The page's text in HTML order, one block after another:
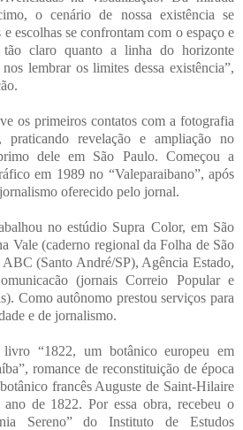
o cenário de nossa existência se
e escolhas se confrontam com o espaço e
claro quanto a linha do horizonte
lembrar os limites dessa existência”,
os primeiros contatos com a fotografia
revelação e ampliação no
dele em São Paulo. Começou a
em 1989 no “Valeparaibano”, após
oferecido pelo jornal.
no estúdio Supra Color, em São
Vale (caderno regional da Folha de São
(Santo André/SP), Agência Estado,
(jornais Correio Popular e
Como autônomo prestou serviços para
e de jornalismo.
“1822, um botânico europeu em
romance de reconstituição de época
francês Auguste de Saint-Hilaire
de 1822. Por essa obra, recebeu o
Sereno” do Instituto de Estudos